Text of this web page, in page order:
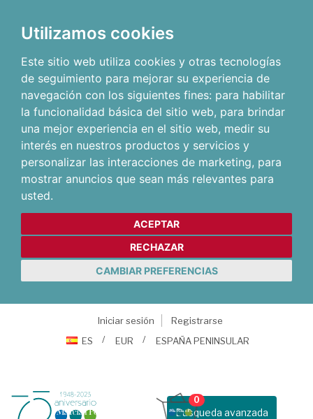
Utilizamos cookies
Este sitio web utiliza cookies y otras tecnologías
de seguimiento para mejorar su experiencia de
navegación con los siguientes fines: para habilitar
la funcionalidad básica del sitio web, para brindar
una mejor experiencia en el sitio web, medir su
interés en nuestros productos y servicios y
personalizar las interacciones de marketing, para
mostrar anuncios que sean más relevantes para
usted.
ACEPTAR
RECHAZAR
CAMBIAR PREFERENCIAS
Iniciar sesión
Registrarse
ES
EUR ESPAÑA PENINSULAR
Busqueda avanzada
0